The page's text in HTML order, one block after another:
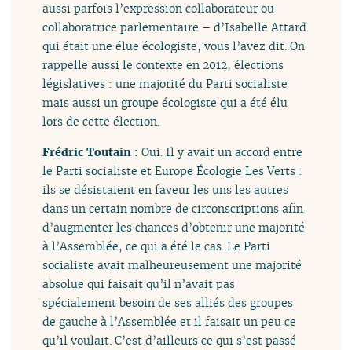
aussi parfois l’expression collaborateur ou
collaboratrice parlementaire – d’Isabelle Attard
qui était une élue écologiste, vous l’avez dit. On
rappelle aussi le contexte en 2012, élections
législatives : une majorité du Parti socialiste
mais aussi un groupe écologiste qui a été élu
lors de cette élection.
Frédric Toutain :Oui. Il y avait un accord entre
le Parti socialiste et Europe Écologie Les Verts :
ils se désistaient en faveur les uns les autres
dans un certain nombre de circonscriptions afin
d’augmenter les chances d’obtenir une majorité
à l’Assemblée, ce qui a été le cas. Le Parti
socialiste avait malheureusement une majorité
absolue qui faisait qu’il n’avait pas
spécialement besoin de ses alliés des groupes
de gauche à l’Assemblée et il faisait un peu ce
qu’il voulait. C’est d’ailleurs ce qui s’est passé